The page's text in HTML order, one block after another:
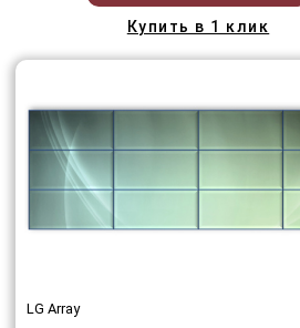
Купить в 1 клик
LG Array